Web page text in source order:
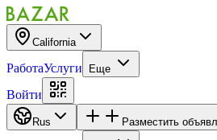
California
РаботаУслуги Еще
Войти
Rus Разместить